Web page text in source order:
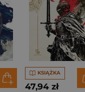
KSIĄŻKA
47,94 zł